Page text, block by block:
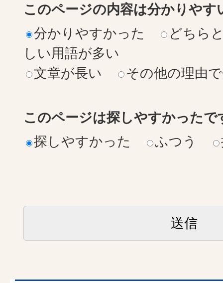
このページの内容は分かりやす
分かりやすかった
どちら
しい用語が多い
文章が長い
その他の理由
このページは探しやすかったで
探しやすかった
ふつう